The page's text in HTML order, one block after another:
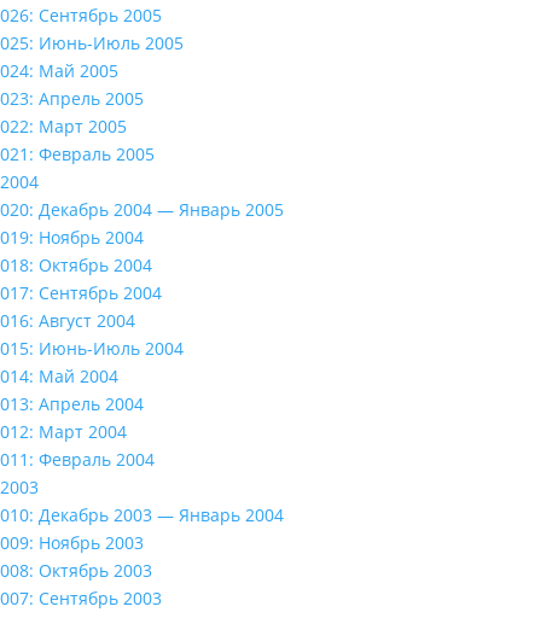
026: Сентябрь 2005
025: Июнь-Июль 2005
024: Май 2005
023: Апрель 2005
022: Март 2005
021: Февраль 2005
2004
020: Декабрь 2004 — Январь 2005
019: Ноябрь 2004
018: Октябрь 2004
017: Сентябрь 2004
016: Август 2004
015: Июнь-Июль 2004
014: Май 2004
013: Апрель 2004
012: Март 2004
011: Февраль 2004
2003
010: Декабрь 2003 — Январь 2004
009: Ноябрь 2003
008: Октябрь 2003
007: Сентябрь 2003